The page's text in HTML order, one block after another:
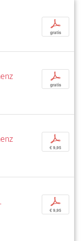
p
gratis
p
gratis
p
€ 9,95
p
€ 9,95